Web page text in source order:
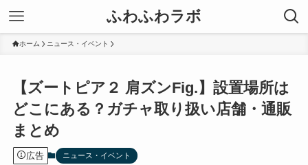
ふわふわラボ
ホーム ニュース・イベント
【ズートピア２ 肩ズンFig.】設置場所は
どこにある？ガチャ取り扱い店舗・通販
まとめ
広告 ニュース・イベント